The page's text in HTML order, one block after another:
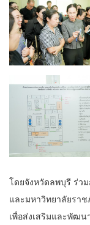
โดยจังหวัดลพบุรี ร่ว
และมหาวิทยาลัยรา
เพื่อส่งเสริมและพัฒ